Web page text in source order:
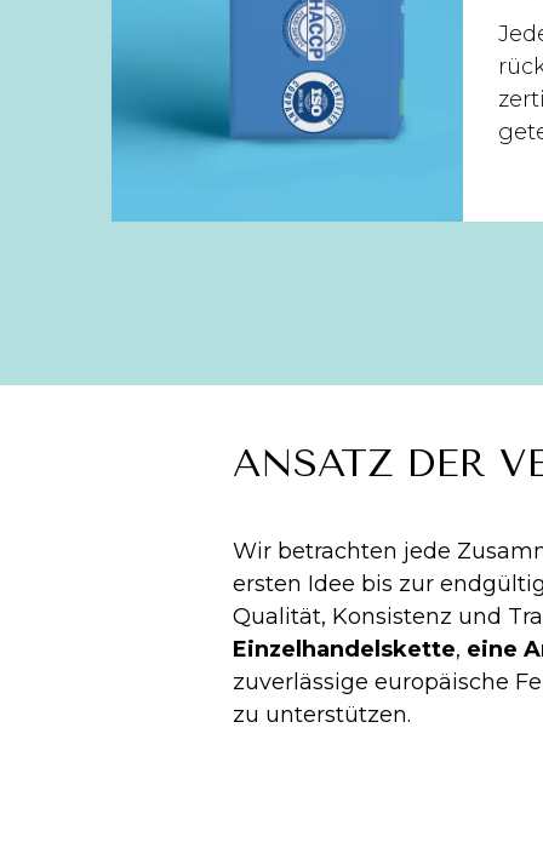
ANSATZ DER
Wir betrachten jede
ersten Idee bis zur
Qualität, Konsistenz und
Einzelhandelskette, eine
zuverlässige europäische
zu unterstützen.